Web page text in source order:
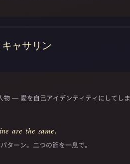
ャサリン
物 — 愛を自己アイデンティティにしてしま
are the same.
ーン。二つの節を一息で。